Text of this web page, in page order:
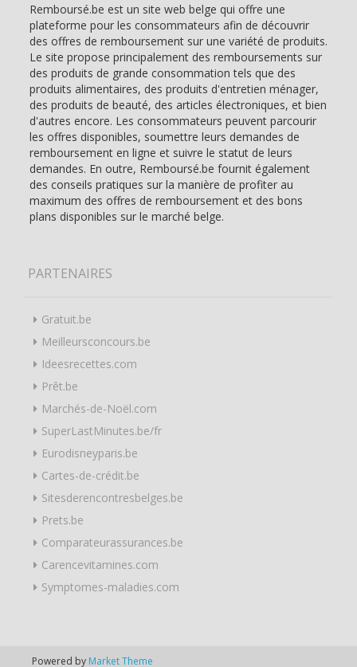
Remboursé.be est un site web belge qui offre une
plateforme pour les consommateurs afin de découvrir
des offres de remboursement sur une variété de produits.
Le site propose principalement des remboursements sur
des produits de grande consommation tels que des
produits alimentaires, des produits d'entretien ménager,
des produits de beauté, des articles électroniques, et bien
d'autres encore. Les consommateurs peuvent parcourir
les offres disponibles, soumettre leurs demandes de
remboursement en ligne et suivre le statut de leurs
demandes. En outre, Remboursé.be fournit également
des conseils pratiques sur la manière de profiter au
maximum des offres de remboursement et des bons
plans disponibles sur le marché belge.
PARTENAIRES
Gratuit.be
Meilleursconcours.be
Ideesrecettes.com
Prêt.be
Marchés-de-Noël.com
SuperLastMinutes.be/fr
Eurodisneyparis.be
Cartes-de-crédit.be
Sitesderencontresbelges.be
Prets.be
Comparateurassurances.be
Carencevitamines.com
Symptomes-maladies.com
Powered by Market Theme